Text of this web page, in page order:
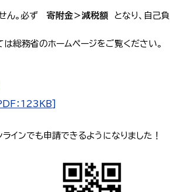
ん。必ず 寄附金＞減税額 となり、自己
総務省のホームページをご覧ください。
：123KB]
インでも申請できるようになりました！